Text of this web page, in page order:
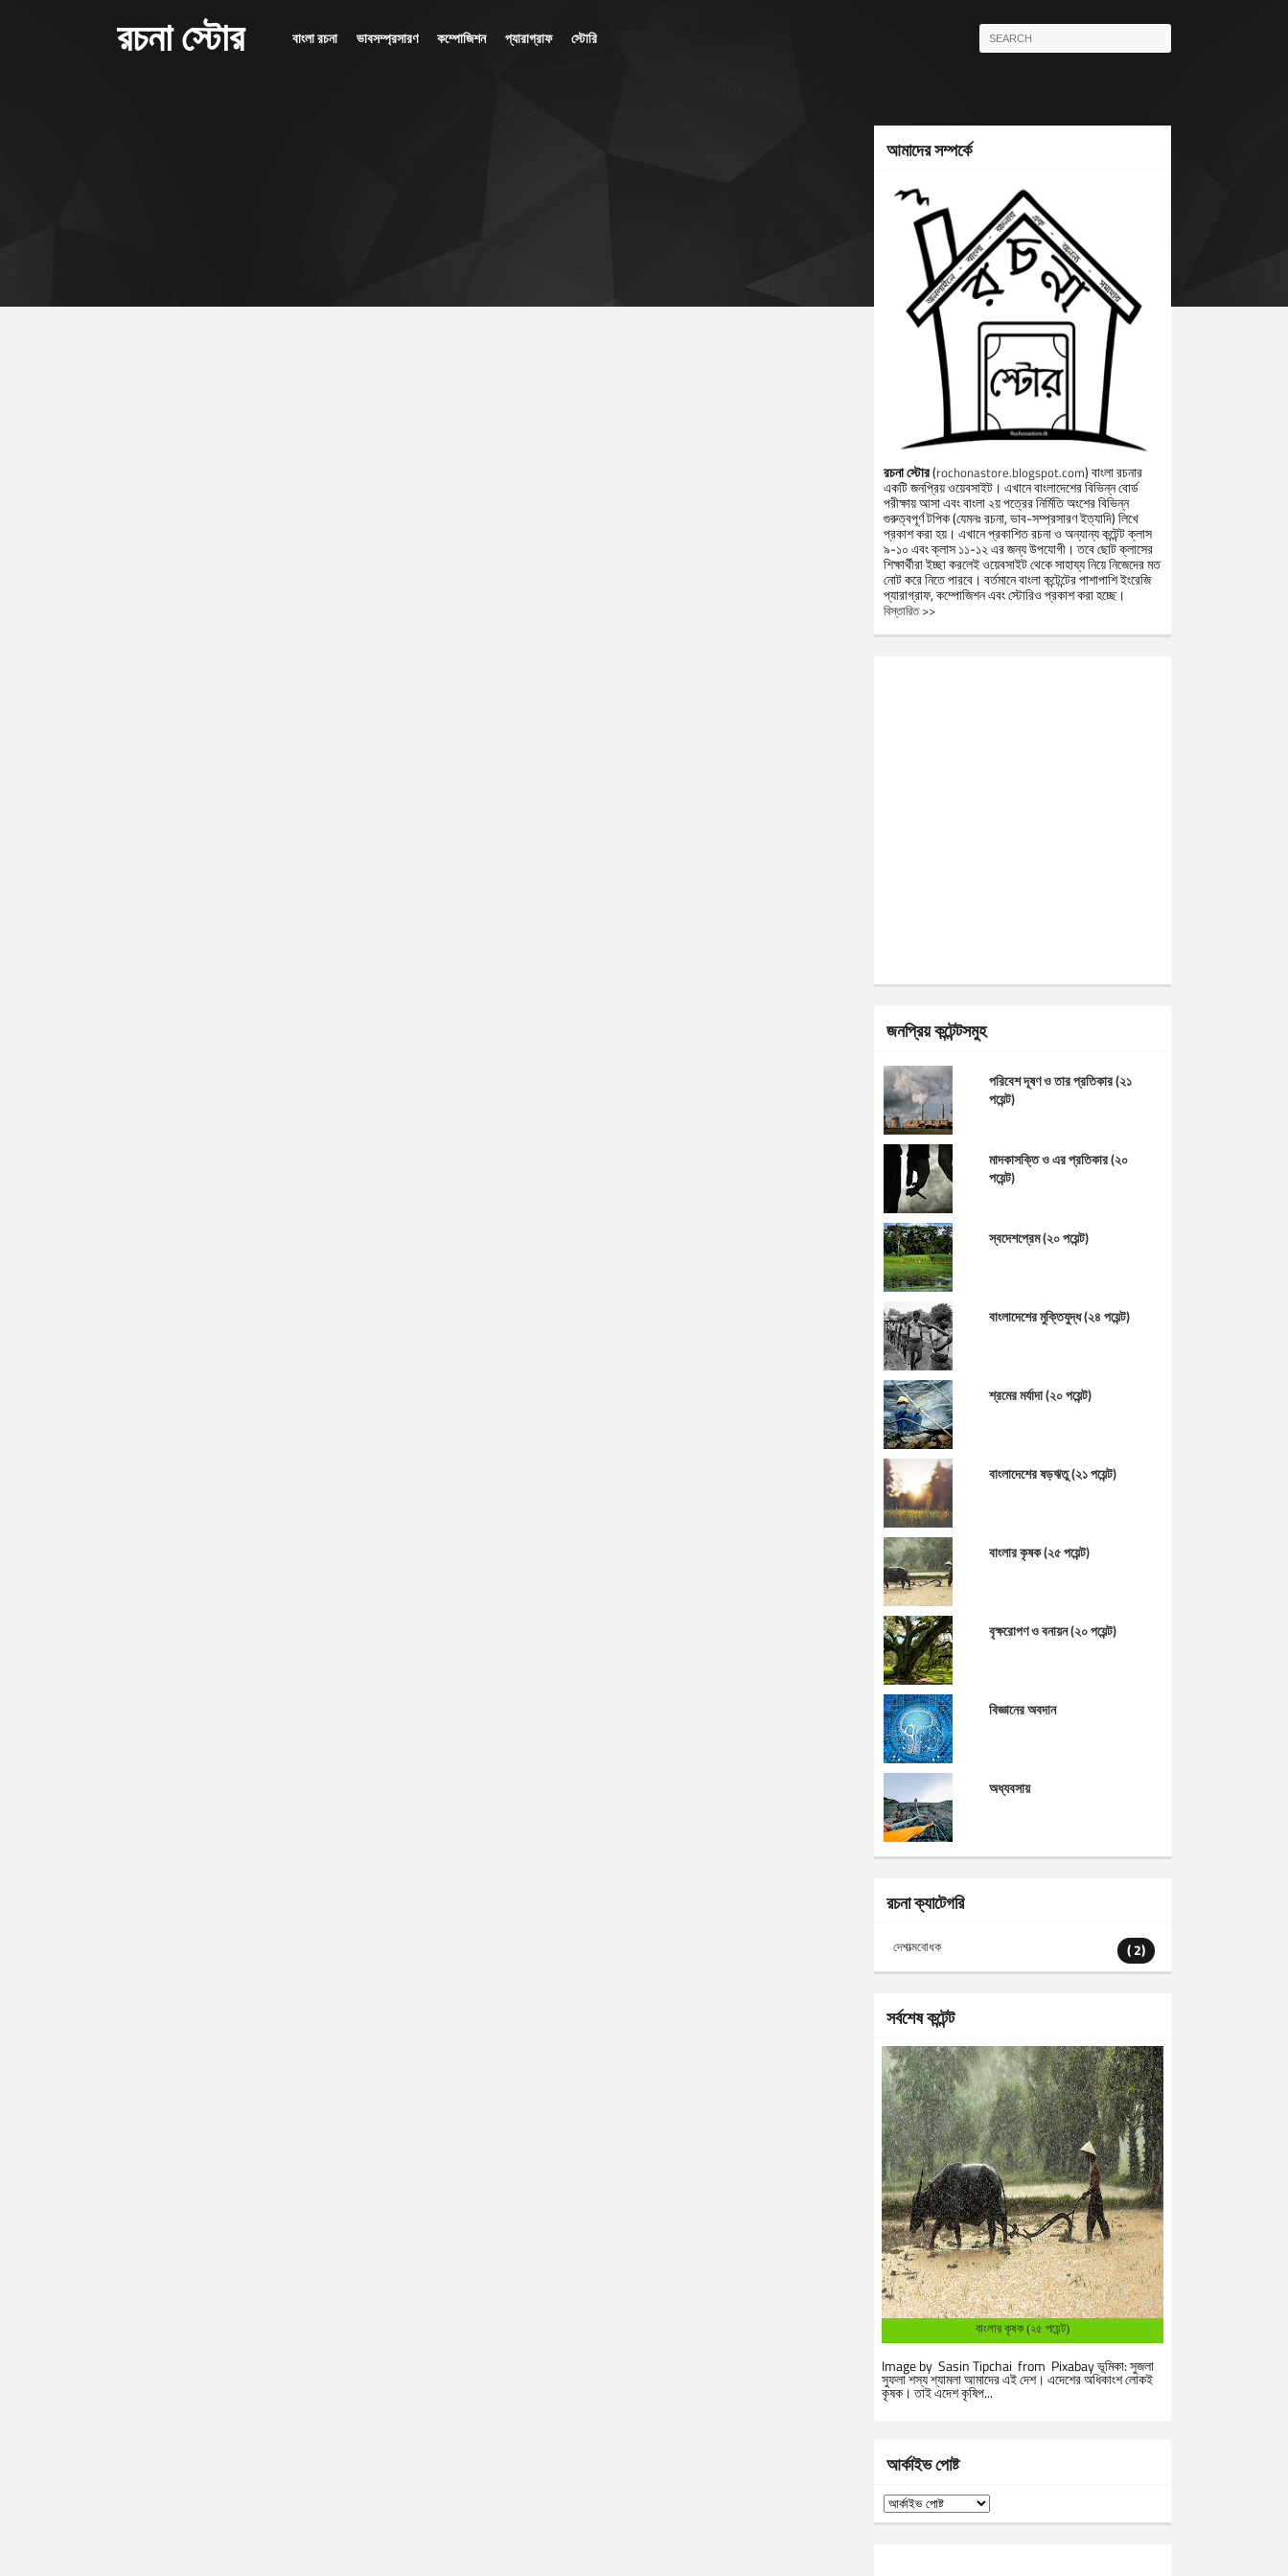
রচনা স্টোর বাংলা রচনা ভাবসম্প্রসারণ কম্পোজিশন প্যারাগ্রাফ স্টোরি
আমাদের সম্পর্কে
রচনা স্টোর(rochonastore.blogspot.com) বাংলা রচনার
একটি জনপ্রিয় ওয়েবসাইট। এখানে বাংলাদেশের বিভিন্ন বোর্ড
পরীক্ষায় আসা এবং বাংলা ২য় পত্রের নির্মিতি অংশের বিভিন্ন
গুরুত্বপূর্ণ টপিক (যেমনঃ রচনা, ভাব-সম্প্রসারণ ইত্যাদি) লিখে
প্রকাশ করা হয়। এখানে প্রকাশিত রচনা ও অন্যান্য কন্টেন্ট ক্লাস
৯-১০ এবং ক্লাস ১১-১২ এর জন্য উপযোগী। তবে ছোট ক্লাসের
শিক্ষার্থীরা ইচ্ছা করলেই ওয়েবসাইট থেকে সাহায্য নিয়ে নিজেদের মত
নোট করে নিতে পারবে। বর্তমানে বাংলা কন্টেন্টের পাশাপাশি ইংরেজি
প্যারাগ্রাফ, কম্পোজিশন এবং স্টোরিও প্রকাশ করা হচ্ছে।
বিস্তারিত >>
জনপ্রিয় কন্টেন্টসমুহ
পরিবেশ দূষণ ও তার প্রতিকার (২১
পয়েন্ট)
মাদকাসক্তি ও এর প্রতিকার (২০
পয়েন্ট)
স্বদেশপ্রেম (২০ পয়েন্ট)
বাংলাদেশের মুক্তিযুদ্ধ (২৪ পয়েন্ট)
শ্রমের মর্যাদা (২০ পয়েন্ট)
বাংলাদেশের ষড়ঋতু (২১ পয়েন্ট)
বাংলার কৃষক (২৫ পয়েন্ট)
বৃক্ষরোপণ ও বনায়ন (২০ পয়েন্ট)
বিজ্ঞানের অবদান
অধ্যবসায়
রচনা ক্যাটেগরি
দেশাত্মবোধক ( 2)
সর্বশেষ কন্টেন্ট
বাংলার কৃষক (২৫ পয়েন্ট)
Image by Sasin Tipchai from Pixabay ভূমিকা: সুজলা
সুফলা শস্য শ্যামলা আমাদের এই দেশ। এদেশের অধিকাংশ লোকই
কৃষক। তাই এদেশ কৃষিপ...
আর্কাইভ পোষ্ট